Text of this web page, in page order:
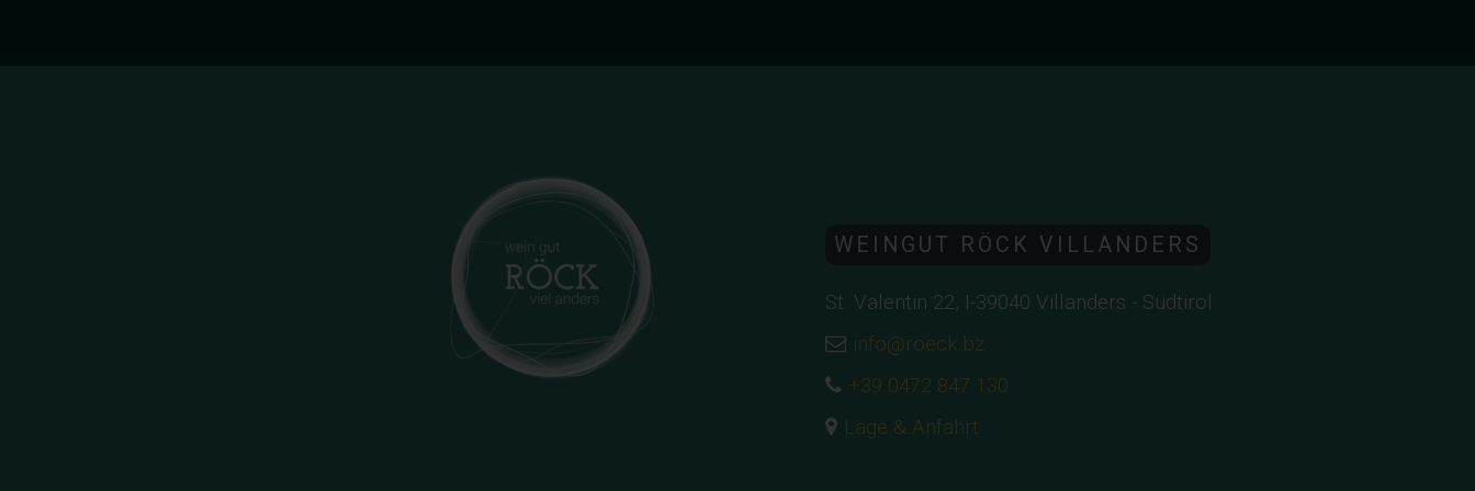
WEINGUT RÖCK VILLANDERS
St. Valentin 22, I-39040 Villanders - Südtirol
info@roeck.bz
+39 0472 847 130
Lage & Anfahrt